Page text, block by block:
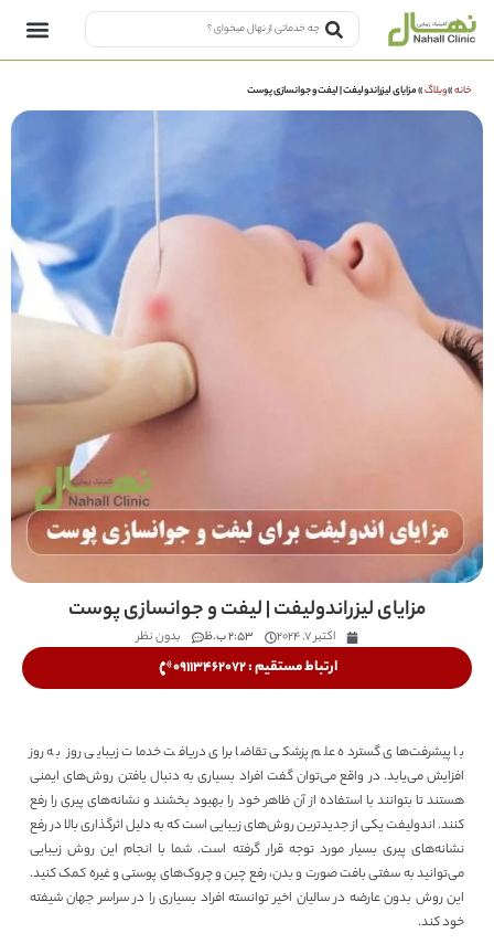
خانه»وبلاگ»مزایای لیزراندولیفت | لیفت و جوانسازی پوست
مزایای لیزراندولیفت | لیفت و جوانسازی پوست
اکتبر 7, 2024 2:53 ب.ظ بدون نظر
ارتباط مستقیم : 09113462072
با پیشرفت‌های گسترده علم پزشکی تقاضا برای دریافت خدمات زیبایی روز‌ به روز
افزایش می‌یابد. در واقع می‌توان گفت افراد بسیاری به دنبال یافتن روش‌های ایمنی
هستند تا بتوانند با استفاده از آن ظاهر خود را بهبود بخشند و نشانه‌های پیری را رفع
کنند. اندولیفت یکی از جدیدترین روش‌های زیبایی است که به دلیل اثرگذاری بالا در رفع
نشانه‌های پیری بسیار مورد توجه قرار گرفته است. شما با انجام این روش زیبایی
می‌توانید به سفتی بافت صورت و بدن، رفع چین و چروک‌های پوستی و غیره کمک کنید.
این روش بدون عارضه در سالیان اخیر توانسته افراد بسیاری را در سراسر جهان شیفته
خود کند.